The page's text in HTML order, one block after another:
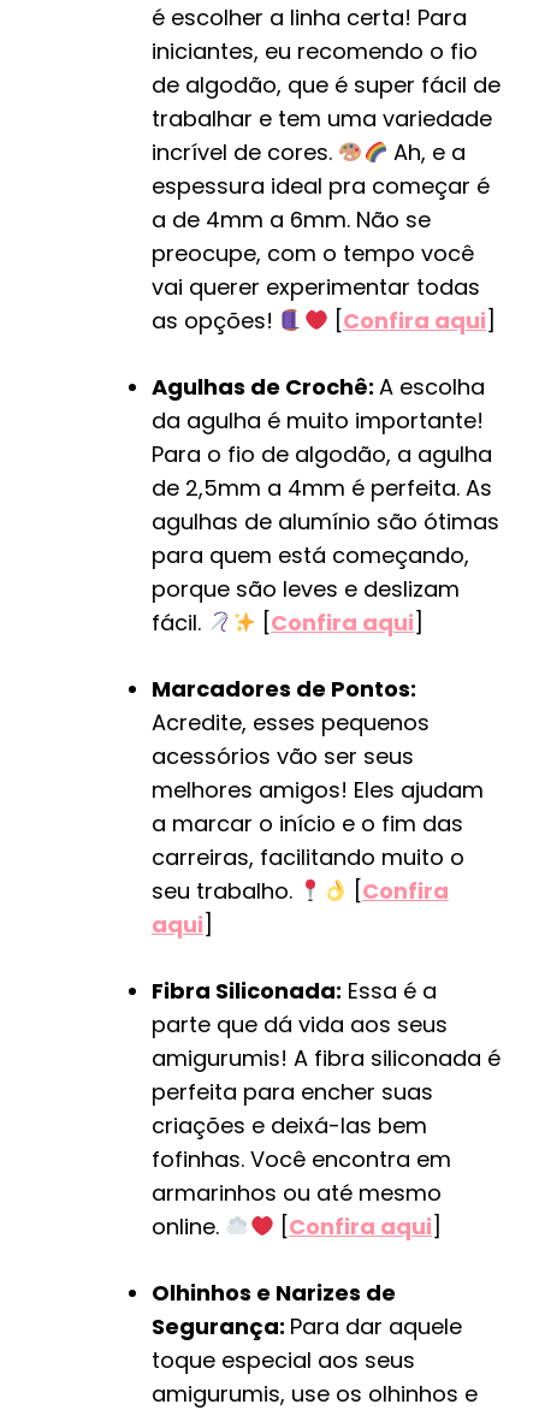
é escolher a linha certa! Para
iniciantes, eu recomendo o fio
de algodão, que é super fácil de
trabalhar e tem uma variedade
incrível de cores.
Ah, e a
espessura ideal pra começar é
a de 4mm a 6mm. Não se
preocupe, com o tempo você
vai querer experimentar todas
as opções!
[Confira aqui]
Agulhas de Crochê: A escolha
da agulha é muito importante!
Para o fio de algodão, a agulha
de 2,5mm a 4mm é perfeita. As
agulhas de alumínio são ótimas
para quem está começando,
porque são leves e deslizam
fácil.
[Confira aqui]
Marcadores de Pontos:
Acredite, esses pequenos
acessórios vão ser seus
melhores amigos! Eles ajudam
a marcar o início e o fim das
carreiras, facilitando muito o
seu trabalho.
[Confira
aqui]
Fibra Siliconada: Essa é a
parte que dá vida aos seus
amigurumis! A fibra siliconada é
perfeita para encher suas
criações e deixá-las bem
fofinhas. Você encontra em
armarinhos ou até mesmo
online.
[Confira aqui]
Olhinhos e Narizes de
Segurança: Para dar aquele
toque especial aos seus
amigurumis, use os olhinhos e